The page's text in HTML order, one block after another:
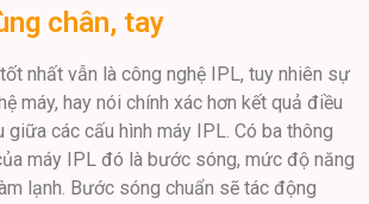
chân, tay
nhất vẫn là công nghệ IPL, tuy nhiên sự
máy, hay nói chính xác hơn kết quả điều
giữa các cấu hình máy IPL. Có ba thông
máy IPL đó là bước sóng, mức độ năng
lạnh. Bước sóng chuẩn sẽ tác động